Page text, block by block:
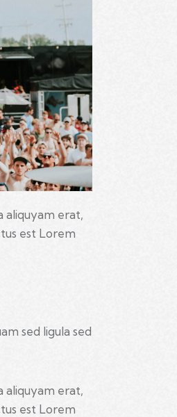
aliquyam erat,
est Lorem
sed ligula sed
aliquyam erat,
est Lorem